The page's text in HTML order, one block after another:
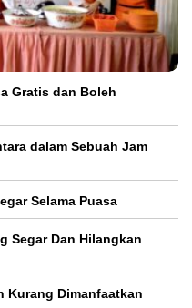
Gratis dan Boleh
dalam Sebuah Jam
Selama Puasa
Segar Dan Hilangkan
Kurang Dimanfaatkan